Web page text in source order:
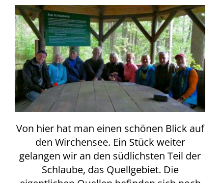
Von hier hat man einen schönen Blick auf
den Wirchensee. Ein Stück weiter
gelangen wir an den südlichsten Teil der
Schlaube, das Quellgebiet. Die